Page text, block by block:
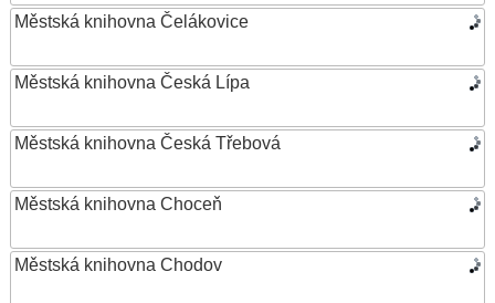
Městská knihovna Čelákovice
Městská knihovna Česká Lípa
Městská knihovna Česká Třebová
Městská knihovna Choceň
Městská knihovna Chodov